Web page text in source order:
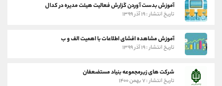
آموزش بدست آوردن گزارش فعالیت هیئت مدیره در کدال
تاریخ انتشار : ۱۹ آذر ۱۳۹۹
آموزش مشاهده افشای اطلاعات با اهمیت الف و ب
تاریخ انتشار : ۱۹ آذر ۱۳۹۹
شرکت های زیرمجموعه بنیاد مستضعفان
تاریخ انتشار : ۷ بهمن ۱۴۰۰